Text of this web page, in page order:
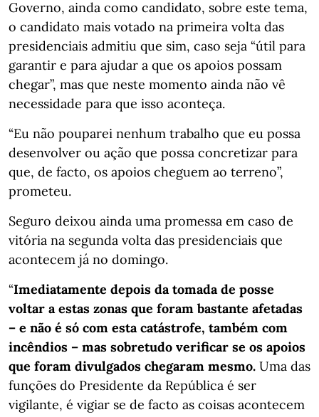
Governo, ainda como candidato, sobre este tema,
o candidato mais votado na primeira volta das
presidenciais admitiu que sim, caso seja “útil para
garantir e para ajudar a que os apoios possam
chegar”, mas que neste momento ainda não vê
necessidade para que isso aconteça.
“Eu não pouparei nenhum trabalho que eu possa
desenvolver ou ação que possa concretizar para
que, de facto, os apoios cheguem ao terreno”,
prometeu.
Seguro deixou ainda uma promessa em caso de
vitória na segunda volta das presidenciais que
acontecem já no domingo.
“Imediatamente depois da tomada de posse
voltar a estas zonas que foram bastante afetadas
– e não é só com esta catástrofe, também com
incêndios – mas sobretudo verificar se os apoios
que foram divulgados chegaram mesmo. Uma das
funções do Presidente da República é ser
vigilante, é vigiar se de facto as coisas acontecem